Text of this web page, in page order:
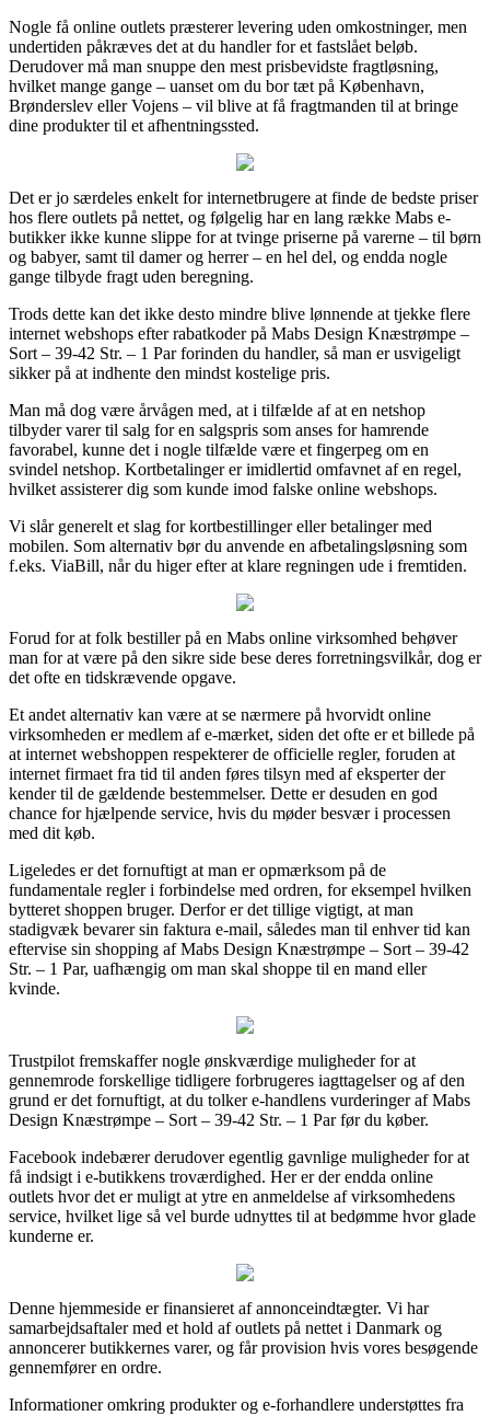
Nogle få online outlets præsterer levering uden omkostninger, men
undertiden påkræves det at du handler for et fastslået beløb.
Derudover må man snuppe den mest prisbevidste fragtløsning,
hvilket mange gange – uanset om du bor tæt på København,
Brønderslev eller Vojens – vil blive at få fragtmanden til at bringe
dine produkter til et afhentningssted.
Det er jo særdeles enkelt for internetbrugere at finde de bedste priser
hos flere outlets på nettet, og følgelig har en lang række Mabs e-
butikker ikke kunne slippe for at tvinge priserne på varerne – til børn
og babyer, samt til damer og herrer – en hel del, og endda nogle
gange tilbyde fragt uden beregning.
Trods dette kan det ikke desto mindre blive lønnende at tjekke flere
internet webshops efter rabatkoder på Mabs Design Knæstrømpe –
Sort – 39-42 Str. – 1 Par forinden du handler, så man er usvigeligt
sikker på at indhente den mindst kostelige pris.
Man må dog være årvågen med, at i tilfælde af at en netshop
tilbyder varer til salg for en salgspris som anses for hamrende
favorabel, kunne det i nogle tilfælde være et fingerpeg om en
svindel netshop. Kortbetalinger er imidlertid omfavnet af en regel,
hvilket assisterer dig som kunde imod falske online webshops.
Vi slår generelt et slag for kortbestillinger eller betalinger med
mobilen. Som alternativ bør du anvende en afbetalingsløsning som
f.eks. ViaBill, når du higer efter at klare regningen ude i fremtiden.
Forud for at folk bestiller på en Mabs online virksomhed behøver
man for at være på den sikre side bese deres forretningsvilkår, dog er
det ofte en tidskrævende opgave.
Et andet alternativ kan være at se nærmere på hvorvidt online
virksomheden er medlem af e-mærket, siden det ofte er et billede på
at internet webshoppen respekterer de officielle regler, foruden at
internet firmaet fra tid til anden føres tilsyn med af eksperter der
kender til de gældende bestemmelser. Dette er desuden en god
chance for hjælpende service, hvis du møder besvær i processen
med dit køb.
Ligeledes er det fornuftigt at man er opmærksom på de
fundamentale regler i forbindelse med ordren, for eksempel hvilken
bytteret shoppen bruger. Derfor er det tillige vigtigt, at man
stadigvæk bevarer sin faktura e-mail, således man til enhver tid kan
eftervise sin shopping af Mabs Design Knæstrømpe – Sort – 39-42
Str. – 1 Par, uafhængig om man skal shoppe til en mand eller
kvinde.
Trustpilot fremskaffer nogle ønskværdige muligheder for at
gennemrode forskellige tidligere forbrugeres iagttagelser og af den
grund er det fornuftigt, at du tolker e-handlens vurderinger af Mabs
Design Knæstrømpe – Sort – 39-42 Str. – 1 Par før du køber.
Facebook indebærer derudover egentlig gavnlige muligheder for at
få indsigt i e-butikkens troværdighed. Her er der endda online
outlets hvor det er muligt at ytre en anmeldelse af virksomhedens
service, hvilket lige så vel burde udnyttes til at bedømme hvor glade
kunderne er.
Denne hjemmeside er finansieret af annonceindtægter. Vi har
samarbejdsaftaler med et hold af outlets på nettet i Danmark og
annoncerer butikkernes varer, og får provision hvis vores besøgende
gennemfører en ordre.
Informationer omkring produkter og e-forhandlere understøttes fra